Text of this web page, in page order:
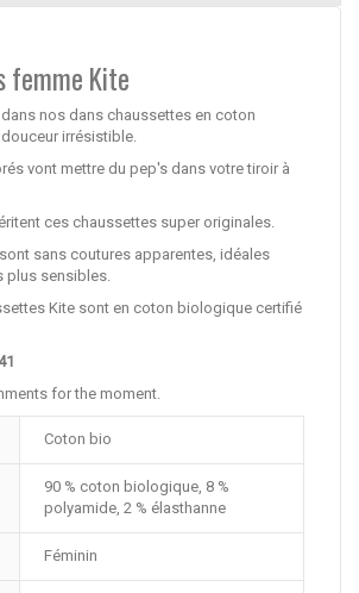
femme Kite
nos dans chaussettes en coton
irrésistible.
vont mettre du pep's dans votre tiroir à
ces chaussettes super originales.
sans coutures apparentes, idéales
plus sensibles.
Kite sont en coton biologique certifié
for the moment.
Coton bio
90 % coton biologique, 8 %
polyamide, 2 % élasthanne
Féminin